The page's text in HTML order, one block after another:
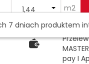
m2
pay I
W ostatnich 7 dniach